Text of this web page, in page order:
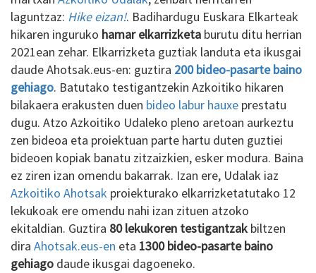
laguntzaz: Hike eizan!. Badihardugu Euskara Elkarteak
hikaren inguruko hamar elkarrizketa burutu ditu herrian
2021ean zehar. Elkarrizketa guztiak landuta eta ikusgai
daude Ahotsak.eus-en: guztira 200 bideo-pasarte baino
gehiago. Batutako testigantzekin Azkoitiko hikaren
bilakaera erakusten duen bideo labur hauxe prestatu
dugu. Atzo Azkoitiko Udaleko pleno aretoan aurkeztu
zen bideoa eta proiektuan parte hartu duten guztiei
bideoen kopiak banatu zitzaizkien, esker modura. Baina
ez ziren izan omendu bakarrak. Izan ere, Udalak iaz
Azkoitiko Ahotsak proiekturako elkarrizketatutako 12
lekukoak ere omendu nahi izan zituen atzoko
ekitaldian. Guztira 80 lekukoren testigantzakbiltzen
dira Ahotsak.eus-en eta 1300 bideo-pasarte baino
gehiago daude ikusgai dagoeneko.